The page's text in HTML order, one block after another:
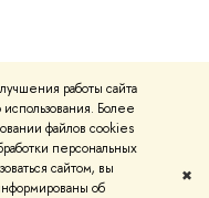
работы сайта
Более
файлов cookies
персональных
сайтом, вы
об
✖
Условия